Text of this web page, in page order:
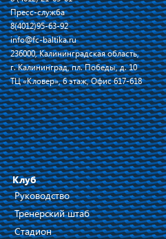
Пресс-служба
8(4012)95-63-92
info@fc-baltika.ru
236000, Калининградская область,
г. Калининград, пл. Победы, д. 10
ТЦ «Кловер», 6 этаж, Офис 617-618
Клуб
Руководство
Тренерский штаб
Стадион